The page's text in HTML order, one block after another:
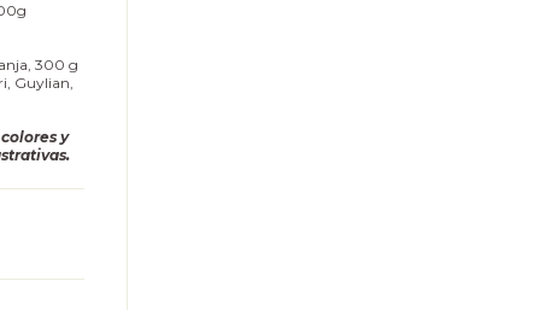
300 g
Guylian,
y